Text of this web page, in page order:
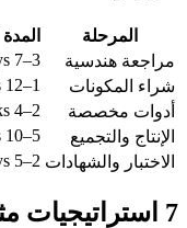
المرحلة
مراجعة هندسية
3–7 days
شراء المكونات
1–12 weeks
أدوات مخصصة
2–4 weeks
الإنتاج والتجميع
5–10 days
الاختبار والشهادات 2–5 days
7 استراتيجيات مثبتة لتقليل مهل التسليم